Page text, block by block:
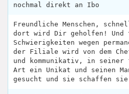
nochmal direkt an Ibo
Freundliche Menschen,
dort wird Dir geholfen!
Schwierigkeiten wegen
der Filiale wird von dem
und kommunikativ, in
Art ein Unikat und seinen
gesucht und sie schaffen